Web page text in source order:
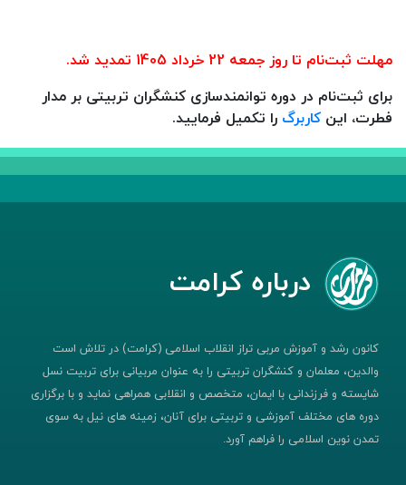
مهلت ثبت‌نام تا روز جمعه 22 خرداد 1405 تمدید شد.
برای ثبت‌نام در دوره توانمندسازی کنشگران تربیتی بر مدار
فطرت، این کاربرگ را تکمیل فرمایید.
درباره کرامت
کانون رشد و آموزش مربی تراز انقلاب اسلامی (کرامت) در تلاش است
والدین، معلمان و کنشگران تربیتی را به عنوان مربیانی برای تربیت نسل
شایسته و فرزندانی با ایمان، متخصص و انقلابی همراهی نماید و با برگزاری
دوره های مختلف آموزشی و تربیتی برای آنان، زمینه های نیل به سوی
تمدن نوین اسلامی را فراهم آورد.